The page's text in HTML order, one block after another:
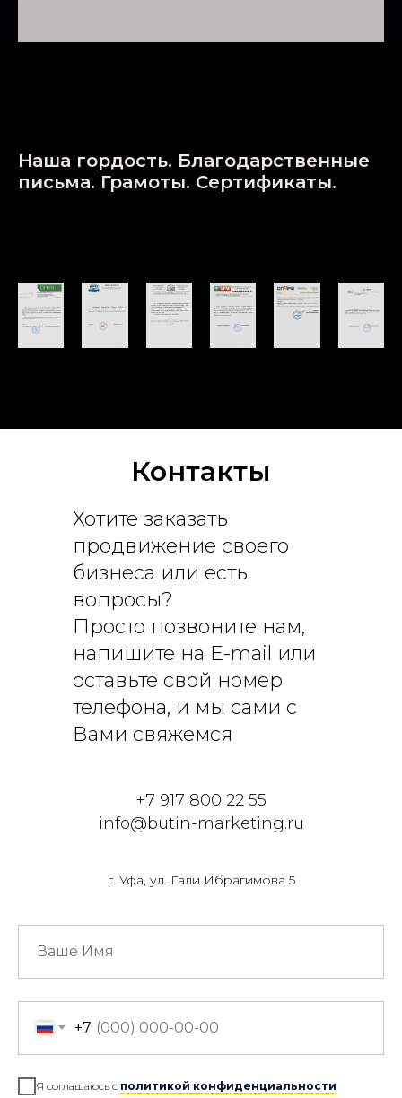
Наша гордость. Благодарственные
письма. Грамоты. Сертификаты.
Контакты
Хотите заказать
продвижение своего
бизнеса или есть
вопросы?
Просто позвоните нам,
напишите на E-mail или
оставьте свой номер
телефона, и мы сами с
Вами свяжемся
+7 917 800 22 55
info@butin-marketing.ru
г. Уфа, ул. Гали Ибрагимова 5
+7
Я соглашаюсь с политикой конфиденциальности